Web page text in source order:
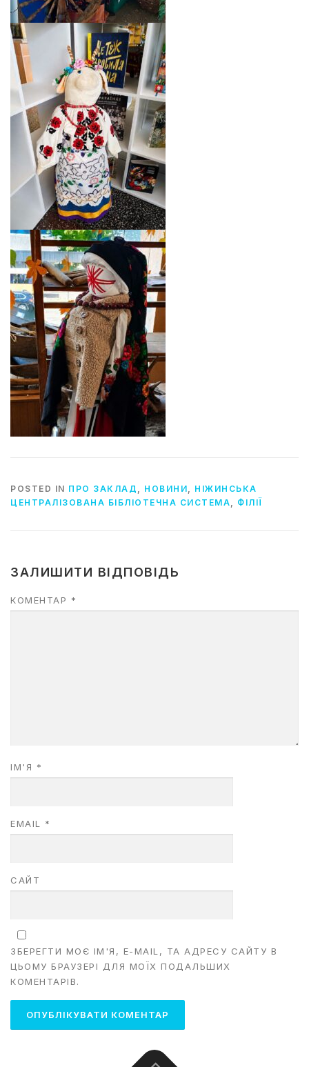
POSTED IN ПРО ЗАКЛАД , НОВИНИ, НІЖИНСЬКА
ЦЕНТРАЛІЗОВАНА БІБЛІОТЕЧНА СИСТЕМА, ФІЛІЇ
ЗАЛИШИТИ ВІДПОВІДЬ
КОМЕНТАР *
ІМ'Я *
EMAIL *
САЙТ
ЗБЕРЕГТИ МОЄ ІМ'Я, E-MAIL, ТА АДРЕСУ САЙТУ В
ЦЬОМУ БРАУЗЕРІ ДЛЯ МОЇХ ПОДАЛЬШИХ
КОМЕНТАРІВ.